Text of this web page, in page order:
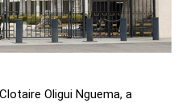
Oligui Nguema, a